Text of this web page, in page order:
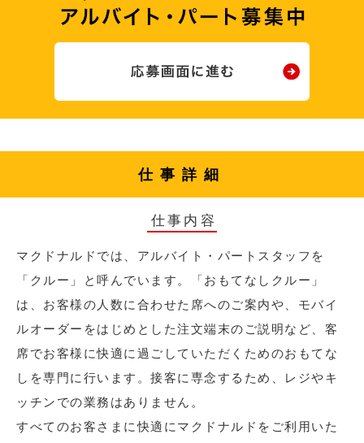
仕事詳細
仕事内容
マクドナルドでは、アルバイト・パートスタッフを
「クルー」と呼んでいます。「おもてなしクルー」
は、お客様の人数に合わせた席へのご案内や、モバイ
ルオーダーをはじめとした注文端末のご説明など、客
席でお客様に快適に過ごしていただくためのおもてな
しを専門に行います。接客に専念するため、レジやキ
ッチンでの業務はありません。
すべてのお客さまに快適にマクドナルドをご利用いた